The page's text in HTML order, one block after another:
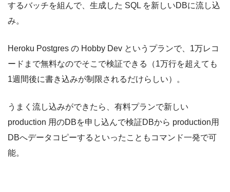
するバッチを組んで、生成した SQL を新しいDBに流し込
み。
Heroku Postgres の Hobby Dev というプランで、1万レコ
ードまで無料なのでそこで検証できる（1万行を超えても
1週間後に書き込みが制限されるだけらしい）。
うまく流し込みができたら、有料プランで新しい
production 用のDBを申し込んで検証DBから production用
DBへデータコピーするといったこともコマンド一発で可
能。